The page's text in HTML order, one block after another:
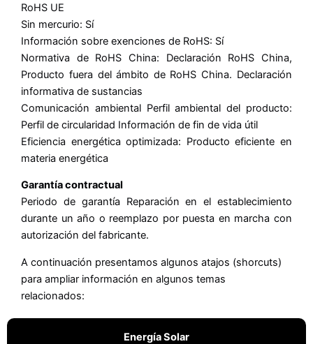
RoHS UE
Sin mercurio: Sí
Información sobre exenciones de RoHS: Sí
Normativa de RoHS China: Declaración RoHS China,
Producto fuera del ámbito de RoHS China. Declaración
informativa de sustancias
Comunicación ambiental Perfil ambiental del producto:
Perfil de circularidad Información de fin de vida útil
Eficiencia energética optimizada: Producto eficiente en
materia energética
Garantía contractual
Periodo de garantía Reparación en el establecimiento
durante un año o reemplazo por puesta en marcha con
autorización del fabricante.
A continuación presentamos algunos atajos (shorcuts)
para ampliar información en algunos temas
relacionados:
Energía Solar